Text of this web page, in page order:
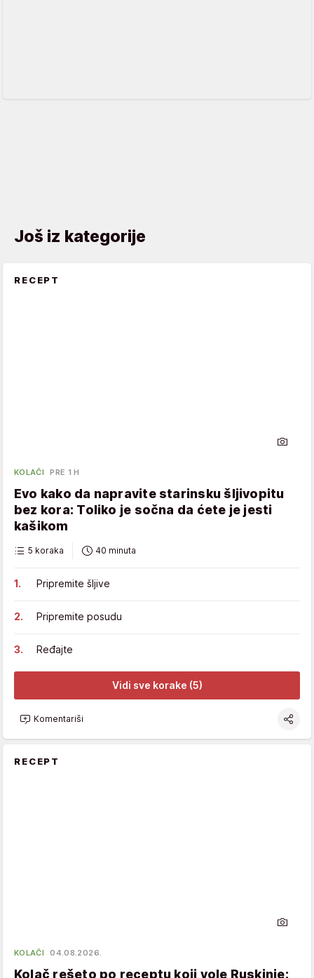
Još iz kategorije
RECEPT
KOLAČI PRE 1 H
Evo kako da napravite starinsku šljivopitu
bez kora: Toliko je sočna da ćete je jesti
kašikom
5 koraka 40 minuta
Pripremite šljive
Pripremite posudu
Ređajte
Vidi sve korake (5)
Komentariši
RECEPT
KOLAČI 04.08.2026.
Kolač rešeto po receptu koji vole Ruskinje: